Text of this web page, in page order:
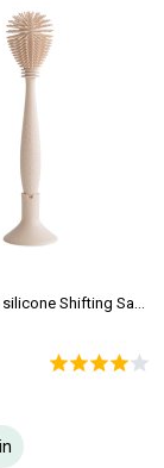
Goupillon en silicone Shifting Sand